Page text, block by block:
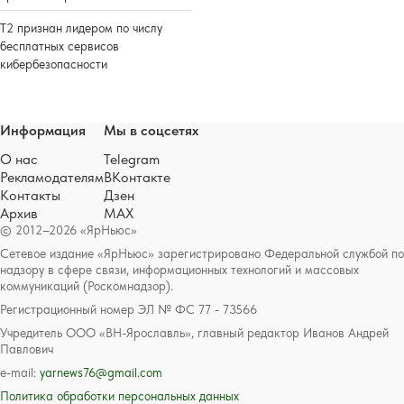
Т2 признан лидером по числу
бесплатных сервисов
кибербезопасности
© 2012–2026 «ЯрНьюс»
Сетевое издание «ЯрНьюс» зарегистрировано Федеральной службой по
надзору в сфере связи, информационных технологий и массовых
коммуникаций (Роскомнадзор).
Регистрационный номер ЭЛ № ФС 77 - 73566
Учредитель ООО «ВН-Ярославль», главный редактор Иванов Андрей
Павлович
e-mail: yarnews76@gmail.com
Политика обработки персональных данных
Информация
О нас
Рекламодателям
Контакты
Архив
Мы в соцсетях
Telegram
ВКонтакте
Дзен
MAX